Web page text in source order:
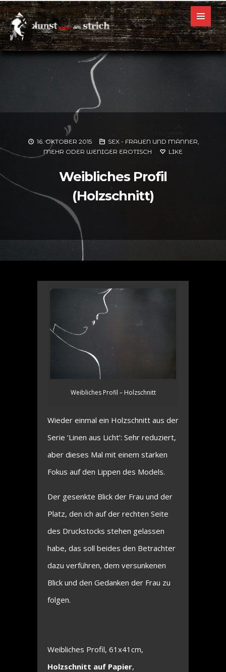
16. OKTOBER 2015
SEX - FRAUEN UND MÄNNER,
MEHR ODER WENIGER EROTISCH
LIKE
Weibliches Profil
(Holzschnitt)
Weibliches Profil – Holzschnitt
Wieder einmal ein Holzschnitt aus der
Serie ‘Linen aus Licht’: Sehr reduziert,
aber dieses Mal mit einem starken
Fokus auf den Lippen des Models.
Der gesenkte Blick der Frau und der
Platz, den ich auf der rechten Seite
des Druckstocks stehen gelassen
habe, das soll beides den Betrachter
dazu verführen, dem versunkenen
Blick und den Gedanken der Frau zu
folgen.
Weibliches Profil, 61x41cm,
Holzschnitt auf Papier,